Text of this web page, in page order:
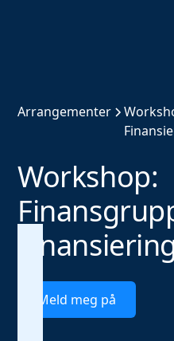
Arrangementer
Workshop:
Meld meg på